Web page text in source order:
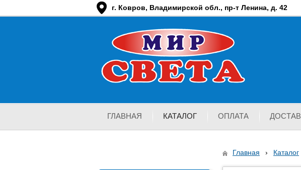
г. Ковров, Владимирской обл., пр-т Ленина, д. 42
ГЛАВНАЯ КАТАЛОГ ОПЛАТА
Главная › Каталог